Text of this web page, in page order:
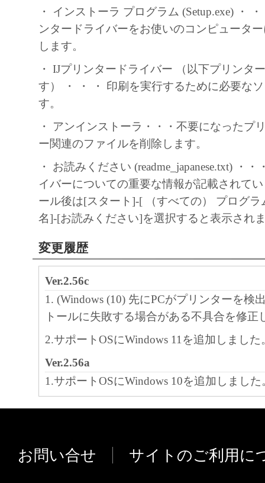
・ インストーラ プログラム (Setup.exe) ・
ンタードライバーをお使いのコンピュータ
します。
・ IJプリンタードライバー （以下プリンタ
す） ・ ・ ・ 印刷を実行するために必要な
す。
・ アンインストーラ・・・不要になったプ
ー関連のファイルを削除します。
・ お読みください (readme_japanese.txt) ・
イバーについての重要な情報が記載されて
ール後は[スタート]-[ （すべての） プログ
名]-[お読みください]を選択すると表示され
変更履歴
Ver.2.56c
1. (Windows (10) 先にPCがプリンターを検
トールに失敗する場合がある不具合を修正
2.サポートOSにWindows 11を追加しました
Ver.2.56a
1.サポートOSにWindows 10を追加しました
Ver.2.56
お問い合せ サイトのご利用に